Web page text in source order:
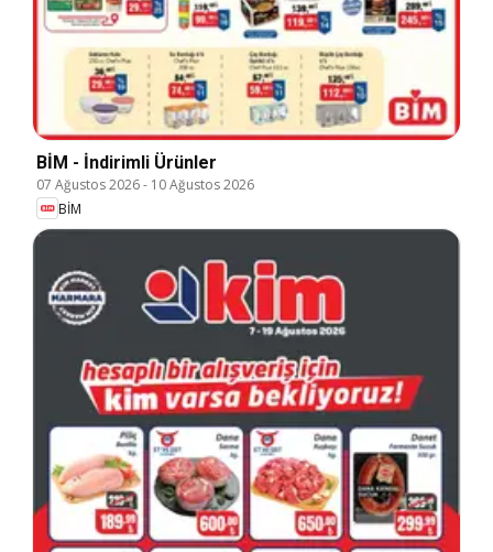
BİM - İndirimli Ürünler
07 Ağustos 2026- 10 Ağustos 2026
BİM